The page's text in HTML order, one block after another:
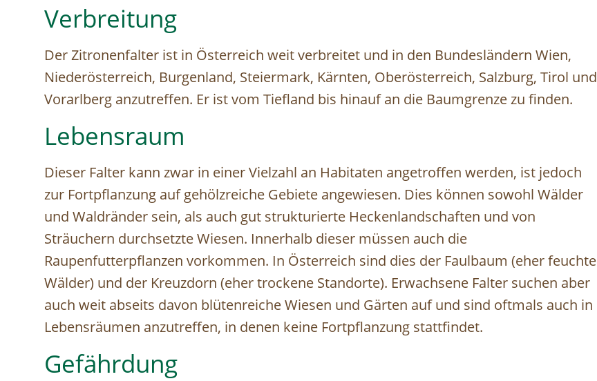
Verbreitung
Der Zitronenfalter ist in Österreich weit verbreitet und in den Bundesländern Wien,
Niederösterreich, Burgenland, Steiermark, Kärnten, Oberösterreich, Salzburg, Tirol und
Vorarlberg anzutreffen. Er ist vom Tiefland bis hinauf an die Baumgrenze zu finden.
Lebensraum
Dieser Falter kann zwar in einer Vielzahl an Habitaten angetroffen werden, ist jedoch
zur Fortpflanzung auf gehölzreiche Gebiete angewiesen. Dies können sowohl Wälder
und Waldränder sein, als auch gut strukturierte Heckenlandschaften und von
Sträuchern durchsetzte Wiesen. Innerhalb dieser müssen auch die
Raupenfutterpflanzen vorkommen. In Österreich sind dies der Faulbaum (eher feuchte
Wälder) und der Kreuzdorn (eher trockene Standorte). Erwachsene Falter suchen aber
auch weit abseits davon blütenreiche Wiesen und Gärten auf und sind oftmals auch in
Lebensräumen anzutreffen, in denen keine Fortpflanzung stattfindet.
Gefährdung